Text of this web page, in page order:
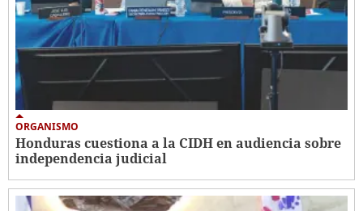
ORGANISMO
Honduras cuestiona a la CIDH en audiencia sobre
independencia judicial